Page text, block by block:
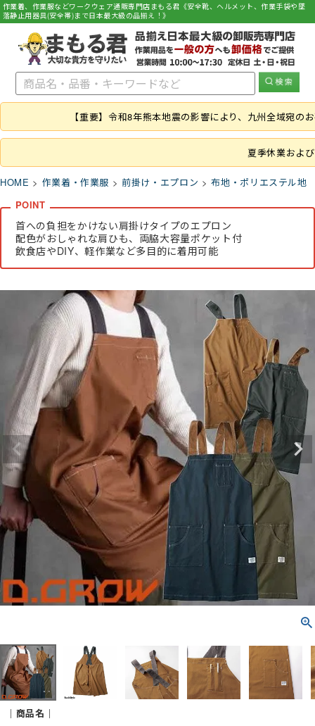
作業着、作業服などワークウェア通販専門店まもる君《安全靴、ヘルメット、作業手袋や墜
落静止用器具(安全帯)まで日本最大級の品揃え！》
【重要】令和8年熊本地震の影響により、九州全域宛
夏季休業およ
HOME 作業着・作業服 前掛け・エプロン 布地・ポリエステル地
首への負担をかけない肩掛けタイプのエプロン
配色がおしゃれな肩ひも、両脇大容量ポケット付
飲食店やDIY、軽作業など多目的に着用可能
｜商品名｜